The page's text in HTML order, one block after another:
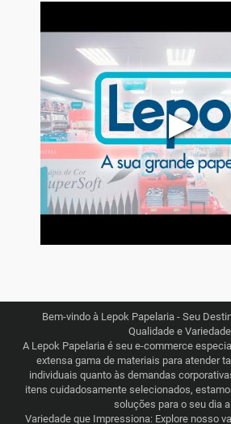
▶
Bem-vindo à Lepok Papelaria - Seu
Qualidade e
A Lepok Papelaria é seu e-commerce
extensa gama de materiais para atender
individuais quanto às demandas
itens cuidadosamente selecionados,
soluções para o seu dia
Variedade que Impressiona: Explore nosso